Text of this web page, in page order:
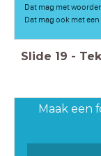
Dat mag met
Dat mag ook met een
Slide 19 -
Maak een